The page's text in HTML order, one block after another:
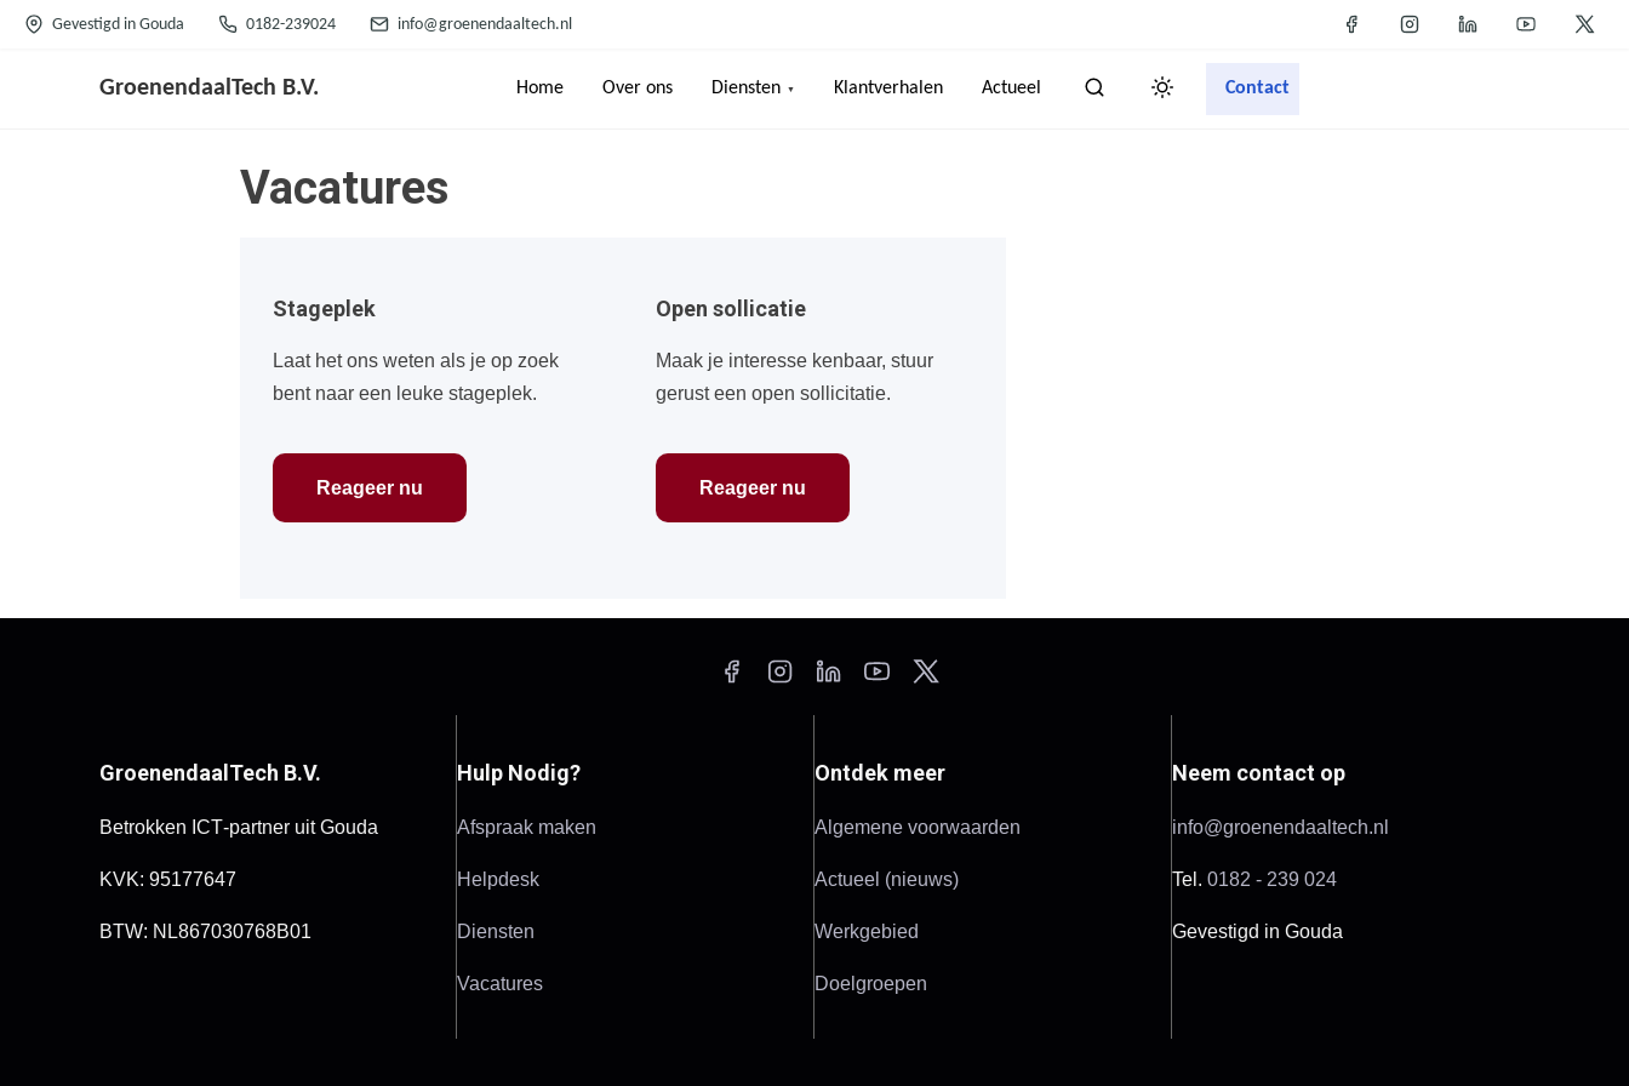
Gevestigd in Gouda 0182-239024 info@groenendaaltech.nl
GroenendaalTech B.V. Home Over ons Diensten Klantverhalen Actueel Contact
Vacatures
Stageplek
Laat het ons weten als je op zoek
bent naar een leuke stageplek.
Reageer nu
Open sollicatie
Maak je interesse kenbaar, stuur
gerust een open sollicitatie.
Reageer nu
GroenendaalTech B.V.
Betrokken ICT‑partner uit Gouda
KVK: 95177647
BTW: NL867030768B01
Hulp Nodig?
Afspraak maken
Helpdesk
Diensten
Vacatures
Ontdek meer
Algemene voorwaarden
Actueel (nieuws)
Werkgebied
Doelgroepen
Neem contact op
info@groenendaaltech.nl
Tel. 0182 - 239 024
Gevestigd in Gouda